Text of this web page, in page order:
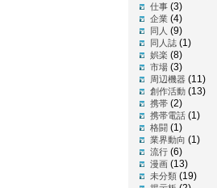
仕事 (3)
企業 (4)
同人 (9)
同人誌 (1)
娯楽 (8)
市場 (3)
周辺機器 (11)
創作活動 (13)
携帯 (2)
携帯電話 (1)
格闘 (1)
業界動向 (1)
流行 (6)
漫画 (13)
未分類 (19)